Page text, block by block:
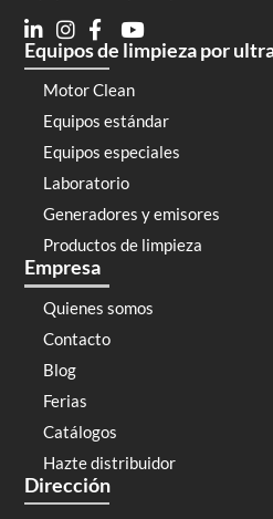
Equipos de limpieza por
Motor Clean
Equipos estándar
Equipos especiales
Laboratorio
Generadores y emisores
Productos de limpieza
Empresa
Quienes somos
Contacto
Blog
Ferias
Catálogos
Hazte distribuidor
Dirección